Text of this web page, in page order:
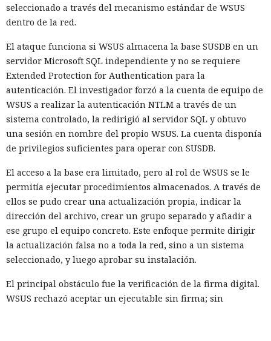
seleccionado a través del mecanismo estándar de WSUS
dentro de la red.
El ataque funciona si WSUS almacena la base SUSDB en un
servidor Microsoft SQL independiente y no se requiere
Extended Protection for Authentication para la
autenticación. El investigador forzó a la cuenta de equipo de
WSUS a realizar la autenticación NTLM a través de un
sistema controlado, la redirigió al servidor SQL y obtuvo
una sesión en nombre del propio WSUS. La cuenta disponía
de privilegios suficientes para operar con SUSDB.
El acceso a la base era limitado, pero al rol de WSUS se le
permitía ejecutar procedimientos almacenados. A través de
ellos se pudo crear una actualización propia, indicar la
dirección del archivo, crear un grupo separado y añadir a
ese grupo el equipo concreto. Este enfoque permite dirigir
la actualización falsa no a toda la red, sino a un sistema
seleccionado, y luego aprobar su instalación.
El principal obstáculo fue la verificación de la firma digital.
WSUS rechazó aceptar un ejecutable sin firma; sin